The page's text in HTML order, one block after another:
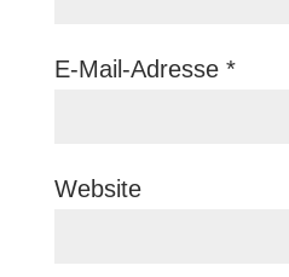
E-Mail-Adresse *
Website